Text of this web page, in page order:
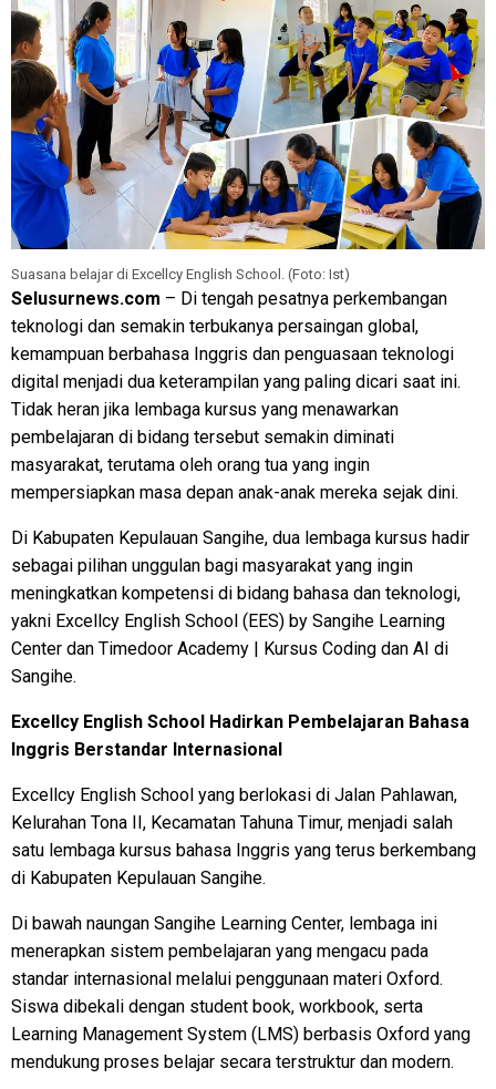
Suasana belajar di Excellcy English School. (Foto: Ist)
Selusurnews.com – Di tengah pesatnya perkembangan
teknologi dan semakin terbukanya persaingan global,
kemampuan berbahasa Inggris dan penguasaan teknologi
digital menjadi dua keterampilan yang paling dicari saat ini.
Tidak heran jika lembaga kursus yang menawarkan
pembelajaran di bidang tersebut semakin diminati
masyarakat, terutama oleh orang tua yang ingin
mempersiapkan masa depan anak-anak mereka sejak dini.
Di Kabupaten Kepulauan Sangihe, dua lembaga kursus hadir
sebagai pilihan unggulan bagi masyarakat yang ingin
meningkatkan kompetensi di bidang bahasa dan teknologi,
yakni Excellcy English School (EES) by Sangihe Learning
Center dan Timedoor Academy | Kursus Coding dan AI di
Sangihe.
Excellcy English School Hadirkan Pembelajaran Bahasa
Inggris Berstandar Internasional
Excellcy English School yang berlokasi di Jalan Pahlawan,
Kelurahan Tona II, Kecamatan Tahuna Timur, menjadi salah
satu lembaga kursus bahasa Inggris yang terus berkembang
di Kabupaten Kepulauan Sangihe.
Di bawah naungan Sangihe Learning Center, lembaga ini
menerapkan sistem pembelajaran yang mengacu pada
standar internasional melalui penggunaan materi Oxford.
Siswa dibekali dengan student book, workbook, serta
Learning Management System (LMS) berbasis Oxford yang
mendukung proses belajar secara terstruktur dan modern.